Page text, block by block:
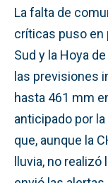
La falta de
críticas puso en
Sud y la Hoya
las previsiones
hasta 461 mm
anticipado por
que, aunque la
lluvia, no realizó